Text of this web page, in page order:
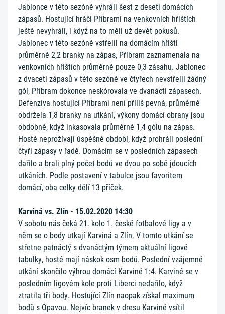
Jablonce v této sezóně vyhráli šest z deseti domácích
zápasů. Hostující hráči Příbrami na venkovních hřištích
ještě nevyhráli, i když na to měli už devět pokusů.
Jablonec v této sezóně vstřelil na domácím hřišti
průměrně 2,2 branky na zápas, Příbram zaznamenala na
venkovních hřištích průměrně pouze 0,3 zásahu. Jablonec
z dvaceti zápasů v této sezóně ve čtyřech nevstřelil žádný
gól, Příbram dokonce neskórovala ve dvanácti zápasech.
Defenziva hostující Příbrami není příliš pevná, průměrně
obdržela 1,8 branky na utkání, výkony domácí obrany jsou
obdobné, když inkasovala průměrně 1,4 gólu na zápas.
Hosté neprožívají úspěšné období, když prohráli poslední
čtyři zápasy v řadě. Domácím se v posledních zápasech
dařilo a brali plný počet bodů ve dvou po sobě jdoucích
utkáních. Podle postavení v tabulce jsou favoritem
domácí, oba celky dělí 13 příček.
Karviná vs. Zlín - 15.02.2020 14:30
V sobotu nás čeká 21. kolo 1. české fotbalové ligy a v
něm se o body utkají Karviná a Zlín. V tomto utkání se
střetne patnáctý s dvanáctým týmem aktuální ligové
tabulky, hosté mají náskok osm bodů. Poslední vzájemné
utkání skončilo výhrou domácí Karviné 1:4. Karviné se v
posledním ligovém kole proti Liberci nedařilo, když
ztratila tři body. Hostující Zlín naopak získal maximum
bodů s Opavou. Nejvíc branek v dresu Karviné vsítil